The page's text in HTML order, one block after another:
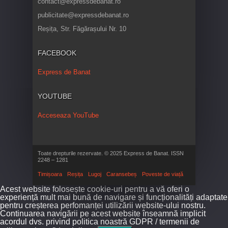
publicitate@expressdebanat.ro
Reșița, Str. Făgărașului Nr. 10
FACEBOOK
Express de Banat
YOUTUBE
Acceseaza YouTube
Toate drepturile rezervate. © 2025 Express de Banat. ISSN
2248 – 1281
Timișoara Reșița Lugoj Caransebeș Poveste de viață
Acest website folosește cookie-uri pentru a vă oferi o
experiență mult mai bună de navigare și funcționalități adaptate
pentru creșterea perfomanței utilizării website-ului nostru.
Continuarea navigării pe acest website înseamnă implicit
acordul dvs. privind politica noastră GDPR / termenii de